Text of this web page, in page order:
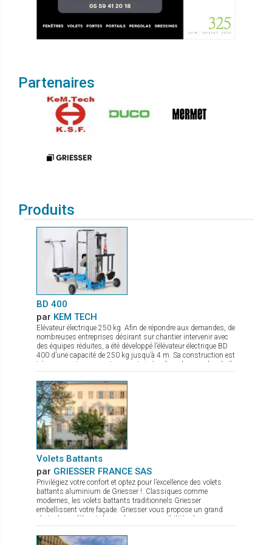
Partenaires
Produits
BD 400
par KEM TECH
Elévateur électrique 250 kg. Afin de répondre aux demandes, de
nombreuses entreprises désirant sur chantier intervenir avec
des équipes réduites, a été développé l’élévateur électrique BD
400 d’une capacité de 250 kg jusqu’à 4 m. Sa construction est
très compacte pour un transport aisé, même dans un break. Il
permet le montage au plus prêt possible du mur. La mise en
action sur chantier se fait en quelques secondes, et grâce à
son moteur électrique avec variateur de vitesse la pose du verre
est très précise. De nombreux accessoires sont disponibles
comme fourche de levage, potence avec crochet.
Volets Battants
par GRIESSER FRANCE SAS
Privilégiez votre confort et optez pour l’excellence des volets
battants aluminium de Griesser !. Classiques comme
modernes, les volets battants traditionnels Griesser
embellissent votre façade. Griesser vous propose un grand
choix de modèles et de nombreuses possibilités de
combinaisons et de remplissages. - Persiennes à lames fixes,
pour plus de charme et de tradition - Persiennes à lames